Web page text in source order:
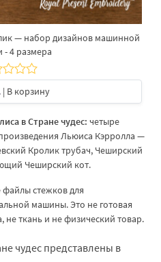
— набор дизайнов машинной
- 4 размера
| В корзину
в Стране чудес: четыре
Льюиса Кэрролла —
Кролик трубач, Чеширский
Чеширский кот.
стежков для
машины. Это не готовая
ткань и не физический товар.
чудес представлены в